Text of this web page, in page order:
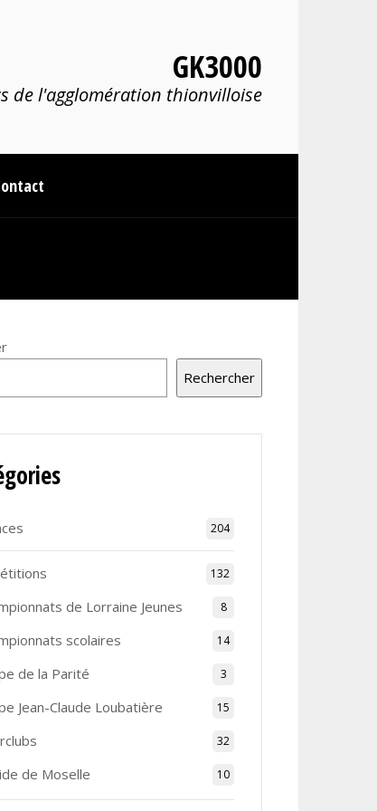
GK3000
de l'agglomération thionvilloise
Rechercher
204
132
de Lorraine Jeunes 8
scolaires 14
de la Parité 3
Jean-Claude Loubatière 15
32
de Moselle 10